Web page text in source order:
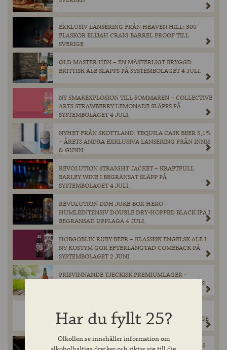
EXKLUSIV LANSERING FRÅN HEAVEN HILL: 300
FLASKOR ELIJAH CRAIG BARREL PROOF TILL
SVERIGE
OLD MASTER HEN – EN MÄSTERLIGT BRYGGD
BRITTISK ALE SLÄPPS PÅ SYSTEMBOLAGET 4 JULI.
NY SMAKEXPLOSION TILL SOMMAREN – COLLECTIVE
ARTS STRAWBERRY LEMONADE SLÄPPS PÅ
SYSTEMBOLAGET 4 JULI.
NYHET FRÅN SKOTTLAND: TEQUILA CASK BEER 5,1%
– ÅRETS ANDRA EXKLUSIVA LANSERING FRÅN INNIS
& GUNN
REVOLUTION STRAIGHT JACKET – KRAFTFULL
BARLEY WINE I BEGRÄNSAT SLÄPP PÅ
SYSTEMBOLAGET 4 JULI.
REVOLUTION DDH JUKE-BOX HERO –
HUMLEINTENSIV DOUBLE DRY-HOPPED BLACK IPA I
BEGRÄNSAD UPPLAGA 4 JULI.
HOBGOBLIN RUBY BEER – KLASSISK ENGELSK ALE I
NY KOSTYM GÖR EFTERLÄNGTAD COMEBACK PÅ
SYSTEMBOLAGET 2 JUNI.
PRISVINNANDE TJECKISK PREMIUMLAGER –
PRISVÄRDA ZUBR GRADUS NU I SYSTEMBOLAGETS
BALBLAIR 12 YEARS OLD SINGLE MALT SCOTCH
WHISKY LANSERAS FÖR FÖRSTA GÅNGEN I SVERIGE
THE ANGELS’ SHARE – MYSTERIET MED WHISKYNS
Har du fyllt 25?
Olkollen.se innehåller information om